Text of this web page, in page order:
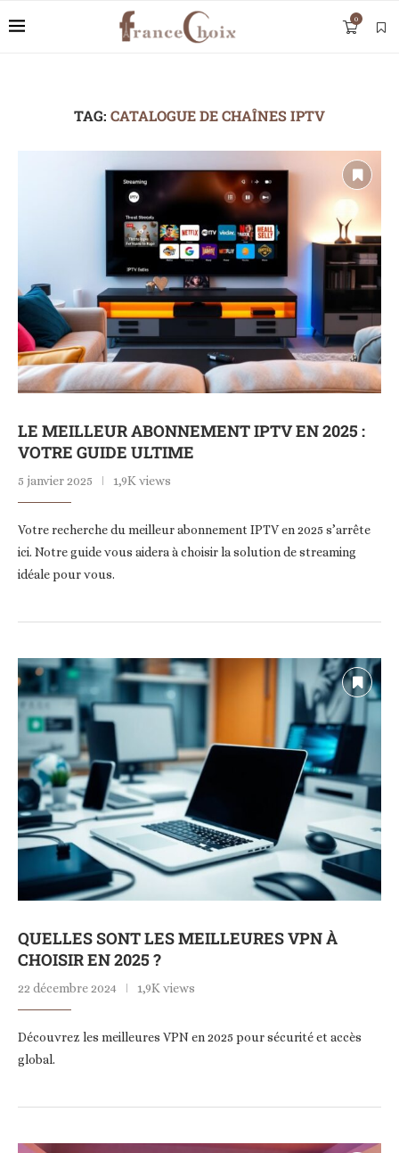
0
TAG: CATALOGUE DE CHAÎNES IPTV
LE MEILLEUR ABONNEMENT IPTV EN 2025 :
VOTRE GUIDE ULTIME
5 janvier 2025 1,9K views
Votre recherche du meilleur abonnement IPTV en 2025 s’arrête
ici. Notre guide vous aidera à choisir la solution de streaming
idéale pour vous.
QUELLES SONT LES MEILLEURES VPN À
CHOISIR EN 2025 ?
22 décembre 2024 1,9K views
Découvrez les meilleures VPN en 2025 pour sécurité et accès
global.